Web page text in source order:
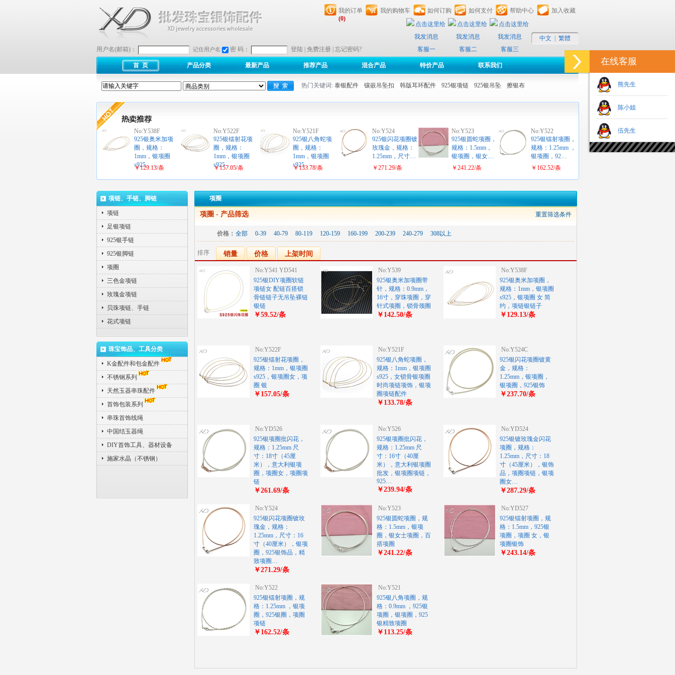
用户名(邮箱)： 记住用户名: 密 码： 登陆 免费注册 忘记密码? 客服一 客服二 客服三
中文 繁體
我的订单
(0)
我的购物车 如何订购 如何支付 帮助中心 加入收藏
首 页 产品分类 最新产品 推荐产品 混合产品 特价产品 联系我们
热门关键词: 泰银配件 镶嵌吊坠扣 韩版耳环配件 925银项链 925银吊坠 擦银布
No:Y538F
925银奥米加项
圈，规格：
1mm，银项圈
s925，…
￥129.13/条
No:Y522F
925银镭射花项
圈，规格：
1mm，银项圈
s925，…
￥157.05/条
No:Y521F
925银八角蛇项
圈，规格：
1mm，银项圈
s925，…
￥133.78/条
No:Y524
925银闪花项圈镀
玫瑰金，规格：
1.25mm，尺寸…
￥271.29/条
No:Y523
925银圆蛇项圈，
规格：1.5mm，
银项圈，银女…
￥241.22/条
No:Y522
925银镭射项圈，
规格：1.25mm ，
银项圈，92…
￥162.52/条
项链、手链、脚链
项链
足银项链
925银手链
925银脚链
项圈
三色金项链
玫瑰金项链
贝珠项链、手链
花式项链
珠宝饰品、工具分类
K金配件和包金配件
不锈钢系列
天然玉器串珠配件
首饰包装系列
串珠首饰线绳
中国结玉器绳
DIY首饰工具、器材设备
施家水晶（不锈钢）
项圈
项圈 - 产品筛选 重置筛选条件
价格： 全部 0-39 40-79 80-119 120-159 160-199 200-239 240-279 308以上
排序 销量 价格 上架时间
No:Y541 YD541
925银DIY项圈软链
项链女 配链百搭锁
骨链链子无吊坠裸链
银链
￥59.52/条
No:Y539
925银奥米加项圈带
针，规格：0.9mm，
16寸，穿珠项圈，穿
针式项圈，锁骨颈圈
￥142.50/条
No:Y538F
925银奥米加项圈，
规格：1mm，银项圈
s925，银项圈 女 简
约，项链银链子
￥129.13/条
No:Y522F
925银镭射花项圈，
规格：1mm，银项圈
s925，银项圈女，项
圈 银
￥157.05/条
No:Y521F
925银八角蛇项圈，
规格：1mm，银项圈
s925，女锁骨银项圈
时尚项链项饰，银项
圈项链配件
￥133.78/条
No:Y524C
925银闪花项圈镀黄
金，规格：
1.25mm，银项圈，
银项圈，925银饰
￥237.70/条
No:YD526
925银项圈批闪花，
规格：1.25mm 尺
寸：18寸（45厘
米），意大利银项
圈，项圈女，项圈项
链
￥261.69/条
No:Y526
925银项圈批闪花，
规格：1.25mm 尺
寸：16寸（40厘
米），意大利银项圈
批发，银项圈项链，
925…
￥239.94/条
No:YD524
925银镀玫瑰金闪花
项圈，规格：
1.25mm，尺寸：18
寸（45厘米），银饰
品，项圈项链，银项
圈女…
￥287.29/条
No:Y524
925银闪花项圈镀玫
瑰金，规格：
1.25mm，尺寸：16
寸（40厘米），银项
圈，925银饰品，精
致项圈…
￥271.29/条
No:Y523
925银圆蛇项圈，规
格：1.5mm，银项
圈，银女士项圈，百
搭项圈
￥241.22/条
No:YD527
925银镭射项圈，规
格：1.5mm，925银
项圈，项圈 女，银
项圈银饰
￥243.14/条
No:Y522
925银镭射项圈，规
格：1.25mm ，银项
圈，925银圈，项圈
项链
￥162.52/条
No:Y521
925银八角项圈，规
格：0.9mm ，925银
项圈，银项圈，925
银精致项圈
￥113.25/条
在线客服
熊先生
陈小姐
伍先生